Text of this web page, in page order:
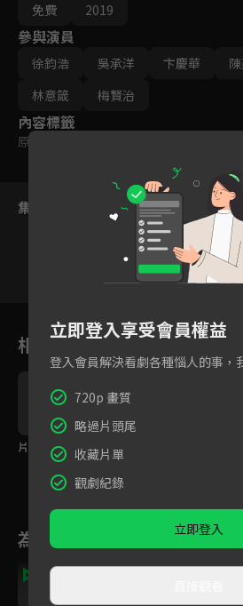
免費
2019
參與演員
徐鈞浩 吳承洋 卞慶華
林意箴
梅賢治
內容標籤
原創
集數列表
2 3
相關花絮
片場花絮-NG片段預告2
為您推薦
獨家
立即登入享受會員權益
登入會員解決看劇各種惱人的事，
720p 畫質
略過片頭尾
收藏片單
觀劇紀錄
立即登入